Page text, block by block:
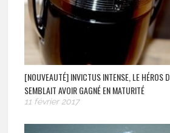
[NOUVEAUTÉ] INVICTUS INTENSE, LE HÉROS
SEMBLAIT AVOIR GAGNÉ EN MATURITÉ
11 février 2017